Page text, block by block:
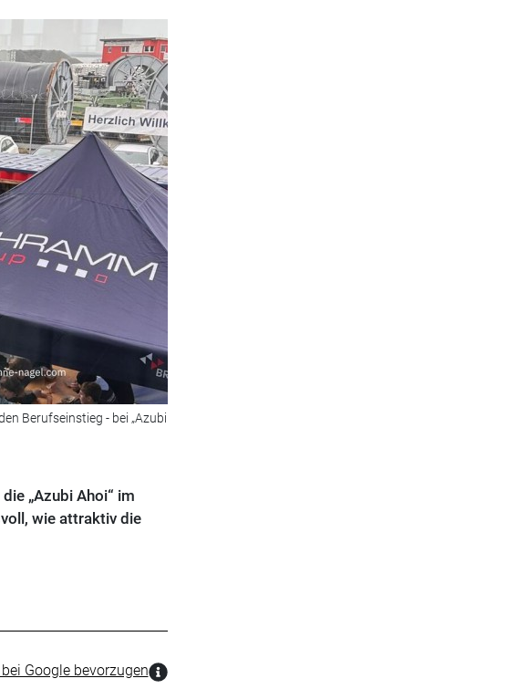
Berufseinstieg - bei „Azubi
„Azubi Ahoi“ im
wie attraktiv die
Google bevorzugen